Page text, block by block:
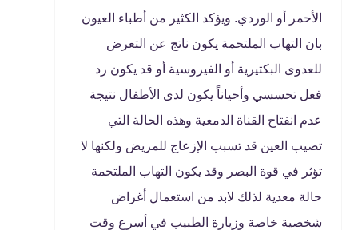
الأحمر أو الوردي. ويؤكد الكثير من أطباء العيون
بان التهاب الملتحمة يكون ناتج عن التعرض
للعدوى البكتيرية أو الفيروسية أو قد يكون رد
فعل تحسسي وأحياناً يكون لدى الأطفال نتيجة
عدم انفتاح القناة الدمعية وهذه الحالة التي
تصيب العين قد تسبب الإزعاج للمريض ولكنها لا
تؤثر في قوة البصر وقد يكون التهاب الملتحمة
حالة معدية لذلك لابد من استعمال أغراض
شخصية خاصة وزيارة الطبيب في أسرع وقت